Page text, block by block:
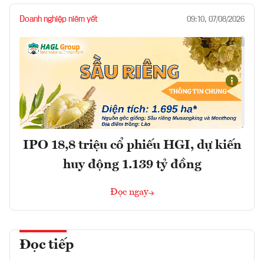
Doanh nghiệp niêm yết 09:10, 07/08/2026
IPO 18,8 triệu cổ phiếu HGI, dự kiến
huy động 1.139 tỷ đồng
Đọc ngay
Đọc tiếp